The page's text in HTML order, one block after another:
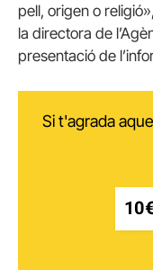
pell, origen o
la directora de
presentació de
Si t'agrada